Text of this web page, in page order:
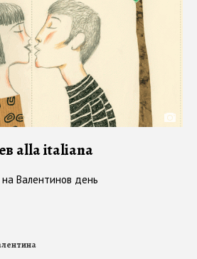
alla italiana
Валентинов день